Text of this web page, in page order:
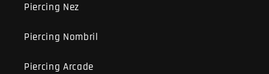
Piercing Nez
Piercing Nombril
Piercing Arcade